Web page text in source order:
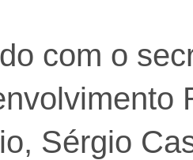
com o
Sérgio